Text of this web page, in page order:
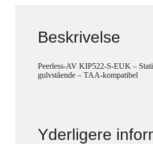
Beskrivelse
Peerless-AV KIP522-S-EUK –
gulvstående – TAA-kompatibel
Yderligere